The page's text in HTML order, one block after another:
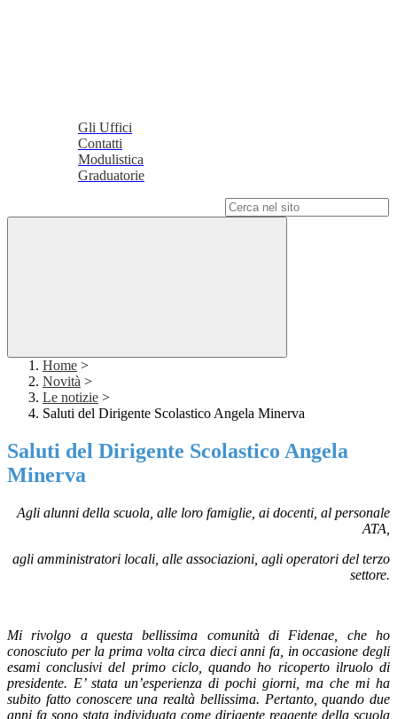
Gli Uffici
Contatti
Modulistica
Graduatorie
Home >
Novità >
Le notizie >
Saluti del Dirigente Scolastico Angela Minerva
Saluti del Dirigente Scolastico Angela
Minerva
Agli alunni della scuola, alle loro famiglie, ai docenti, al personale
ATA,
agli amministratori locali, alle associazioni, agli operatori del terzo
settore.
Mi rivolgo a questa bellissima comunità di Fidenae, che ho
conosciuto per la prima volta circa dieci anni fa, in occasione degli
esami conclusivi del primo ciclo, quando ho ricoperto ilruolo di
presidente. E’ stata un’esperienza di pochi giorni, ma che mi ha
subito fatto conoscere una realtà bellissima. Pertanto, quando due
anni fa sono stata individuata come dirigente reggente della scuola